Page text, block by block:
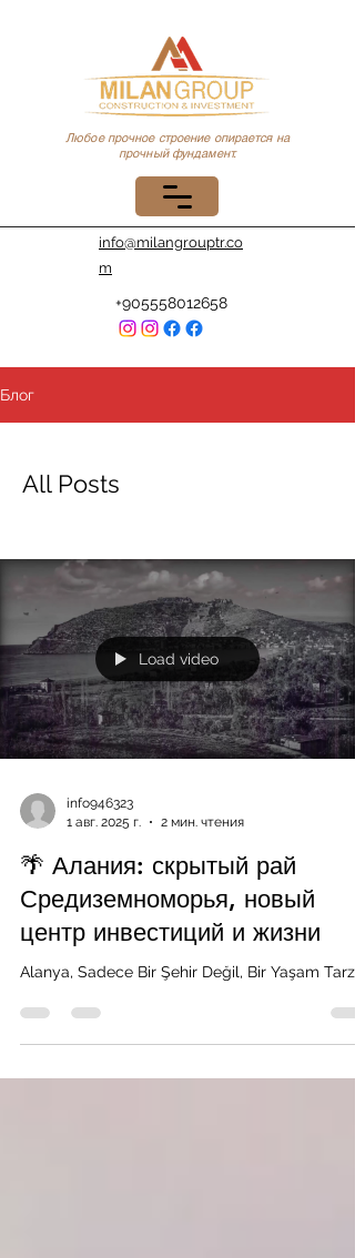
Любое прочное строение опирается на
прочный фундамент.
+905558012658
info@milangrouptr.co
m
Блог
All Posts
Load video
info946323
1 авг. 2025 г.
2 мин. чтения
🌴 Алания: скрытый рай
Средиземноморья, новый
центр инвестиций и жизни
Alanya, Sadece Bir Şehir Değil, Bir Yaşam Tarzı